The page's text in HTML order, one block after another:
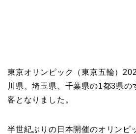
東京オリンピック（東京五輪）
川県、埼玉県、千葉県の1都3県の
客となりました。
半世紀ぶりの日本開催のオリンピ